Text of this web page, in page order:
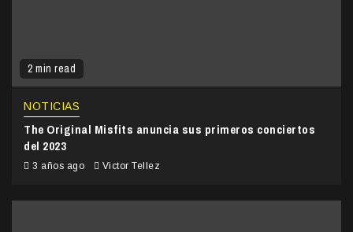
2 min read
NOTICIAS
The Original Misfits anuncia sus primeros conciertos
del 2023
3 años ago Victor Tellez